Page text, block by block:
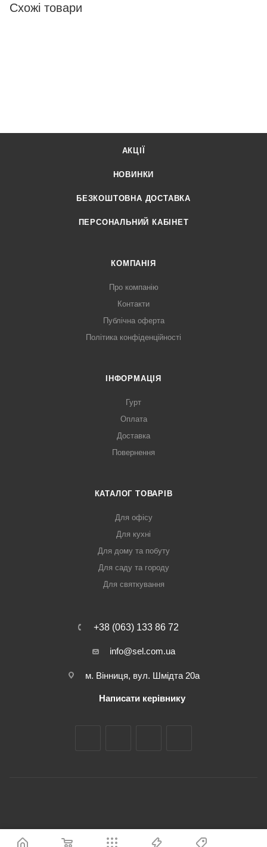
Схожі товари
АКЦІЇ
НОВИНКИ
БЕЗКОШТОВНА ДОСТАВКА
ПЕРСОНАЛЬНИЙ КАБІНЕТ
КОМПАНІЯ
Про компанію
Контакти
Публічна оферта
Політика конфіденційності
ІНФОРМАЦІЯ
Гурт
Оплата
Доставка
Повернення
КАТАЛОГ ТОВАРІВ
Для офісу
Для кухні
Для дому та побуту
Для саду та городу
Для святкування
+38 (063) 133 86 72
info@sel.com.ua
м. Вінниця, вул. Шмідта 20а
Написати керівнику